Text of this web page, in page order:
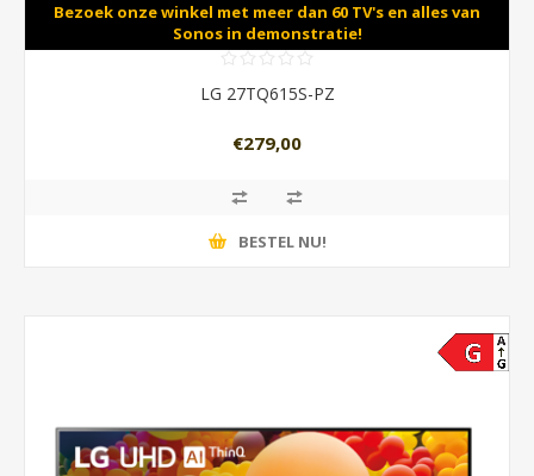
Bezoek onze winkel met meer dan 60 TV's en alles van
Sonos in demonstratie!
LG 27TQ615S-PZ
€279,00
BESTEL NU!